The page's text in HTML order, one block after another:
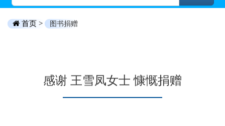
首页 > 图书捐赠
感谢 王雪凤女士 慷慨捐赠